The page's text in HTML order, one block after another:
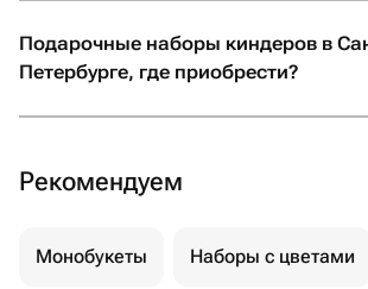
Подарочные наборы киндеров в
Петербурге, где приобрести?
Рекомендуем
Монобукеты Наборы с цветами